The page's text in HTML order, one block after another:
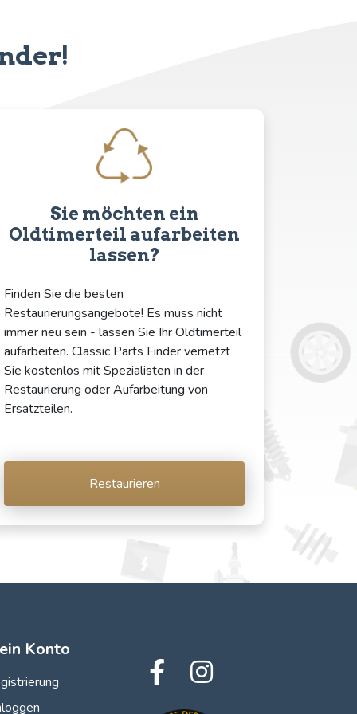
Sie möchten ein
Oldtimerteil aufarbeiten
lassen?
Finden Sie die besten
Restaurierungsangebote! Es muss nicht
immer neu sein - lassen Sie Ihr Oldtimerteil
aufarbeiten. Classic Parts Finder vernetzt
Sie kostenlos mit Spezialisten in der
Restaurierung oder Aufarbeitung von
Ersatzteilen.
Restaurieren
Konto